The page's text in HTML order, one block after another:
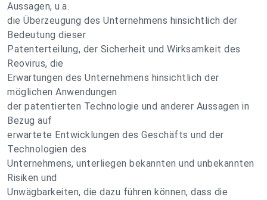
Aussagen, u.a.
die Überzeugung des Unternehmens hinsichtlich der
Bedeutung dieser
Patenterteilung, der Sicherheit und Wirksamkeit des
Reovirus, die
Erwartungen des Unternehmens hinsichtlich der
möglichen Anwendungen
der patentierten Technologie und anderer Aussagen in
Bezug auf
erwartete Entwicklungen des Geschäfts und der
Technologien des
Unternehmens, unterliegen bekannten und unbekannten
Risiken und
Unwägbarkeiten, die dazu führen können, dass die